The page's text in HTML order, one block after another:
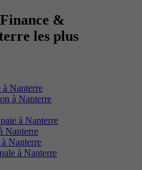
&
les plus
à Nanterre
à Nanterre
à Nanterre
Nanterre
Nanterre
à Nanterre